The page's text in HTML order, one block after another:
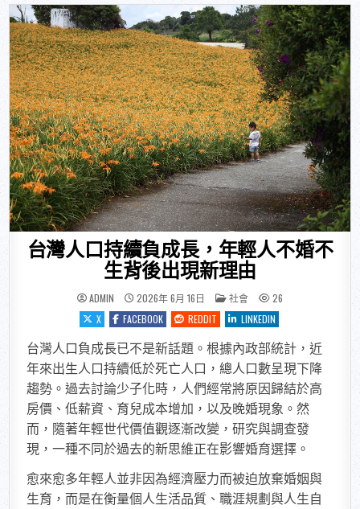
台灣人口持續負成長，年輕人不婚不
生背後出現新理由
ADMIN 2026年 6月 16日 POSTED IN
社會
26
X
FACEBOOK REDDIT LINKEDIN
台灣人口負成長已不是新話題。根據內政部統計，近
年來出生人口持續低於死亡人口，總人口數呈現下降
趨勢。過去討論少子化時，人們經常將原因歸結於高
房價、低薪資、育兒成本增加，以及晚婚現象。然
而，隨著年輕世代價值觀逐漸改變，研究與調查發
現，一種不同於過去的新思維正在影響婚育選擇。
愈來愈多年輕人並非因為經濟壓力而被迫放棄婚姻與
生育，而是在衡量個人生活品質、職涯規劃與人生自